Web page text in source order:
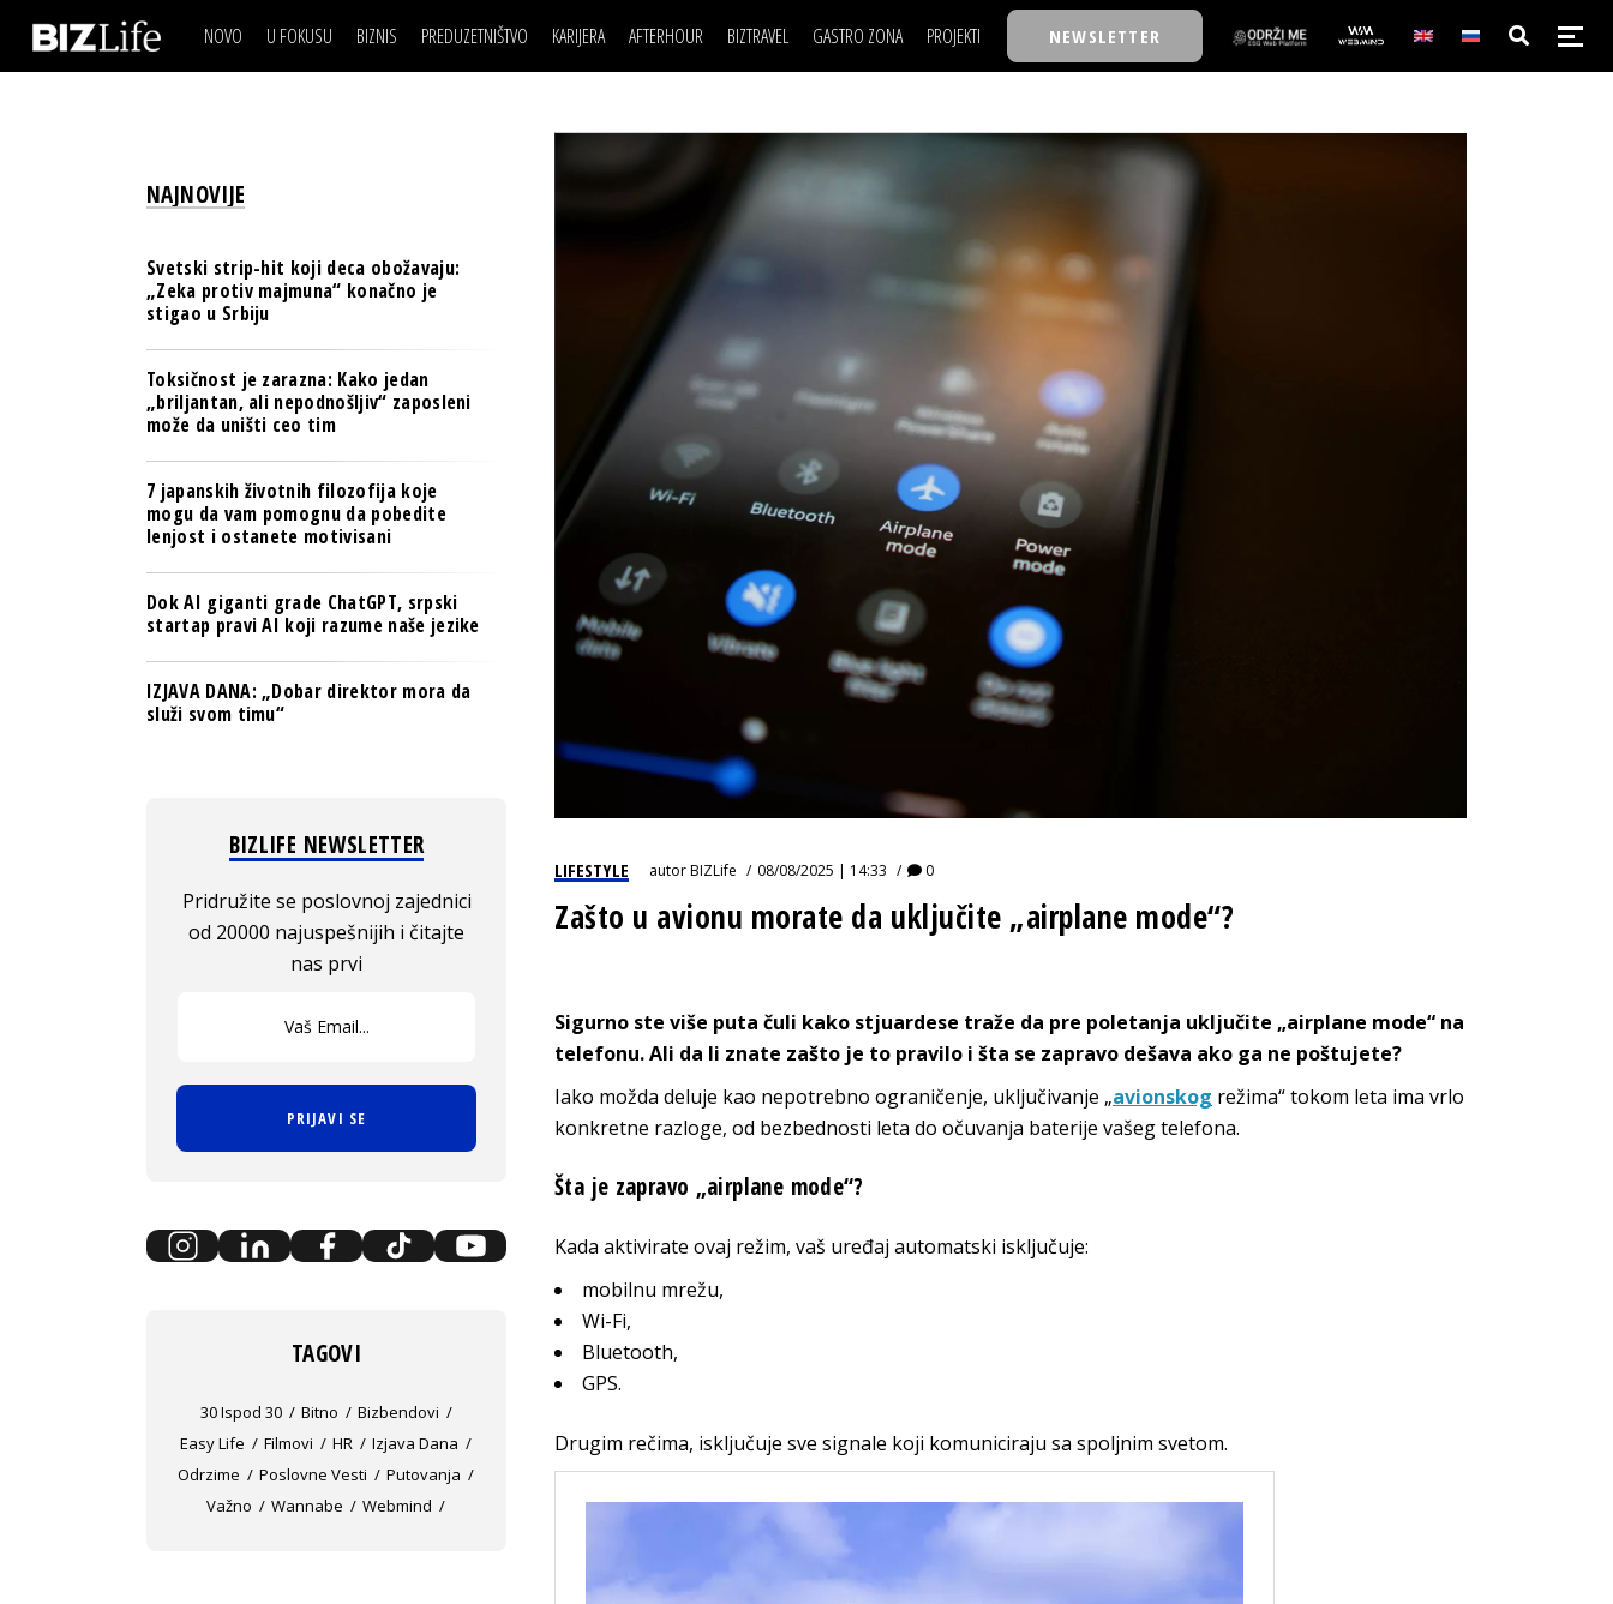
NOVO U FOKUSU BIZNIS
BANKE
TECH I AI
BIZNIS & SPORT
PULS REGIONA
NOVO NA RAFU
PREDUZETNIŠTVO KARIJERA AFTERHOUR
AUTO SVET
WELLBEING
BIZTRAVEL GASTRO ZONA PROJEKTI
BACK TO OFFICE/SCHOOL
BIZBENDOVI
BMW BIZNIS LIGA
BIZLIFE WEEK
IZJAVA GODINE
NEWSLETTER
IZJAVA DANABIZNIS SCENA
BREND I KOMUNIKACIJE
OSIGURANJE
TECH I AI
PULS REGIONA
POSAO
MOJ UGAO
USAVRŠAVANJE
FILM I SCENA
AUTO SVET
WELLBEING
NAJKOLEGA
30 ISPOD 30
BIZKOLEGIJUM
BMW BIZNIS LIGA
IZJAVA GODINE
LIFESTYLE autorBIZLife 08/08/2025 | 14:33 0
Zašto u avionu morate da uključite „airplane mode“?
Sigurno ste više puta čuli kako stjuardese traže da pre poletanja uključite „airplane mode“ na
telefonu. Ali da li znate zašto je to pravilo i šta se zapravo dešava ako ga ne poštujete?
Iako možda deluje kao nepotrebno ograničenje, uključivanje „avionskog režima“ tokom leta ima vrlo
konkretne razloge, od bezbednosti leta do očuvanja baterije vašeg telefona.
Šta je zapravo „airplane mode“?
Kada aktivirate ovaj režim, vaš uređaj automatski isključuje:
mobilnu mrežu,
Wi-Fi,
Bluetooth,
GPS.
Drugim rečima, isključuje sve signale koji komuniciraju sa spoljnim svetom.
NAJNOVIJE
Svetski strip-hit koji deca obožavaju:
„Zeka protiv majmuna“ konačno je
stigao u Srbiju
Toksičnost je zarazna: Kako jedan
„briljantan, ali nepodnošljiv“ zaposleni
može da uništi ceo tim
7 japanskih životnih filozofija koje
mogu da vam pomognu da pobedite
lenjost i ostanete motivisani
Dok AI giganti grade ChatGPT, srpski
startap pravi AI koji razume naše jezike
IZJAVA DANA: „Dobar direktor mora da
služi svom timu“
BIZLIFE NEWSLETTER
Pridružite se poslovnoj zajednici
od 20000 najuspešnijih i čitajte
nas prvi
PRIJAVI SE
TAGOVI
30 Ispod 30 Bitno
Bizbendovi
Easy Life
Filmovi HR
Izjava Dana
Odrzime
Poslovne Vesti
Putovanja
Važno
Wannabe Webmind